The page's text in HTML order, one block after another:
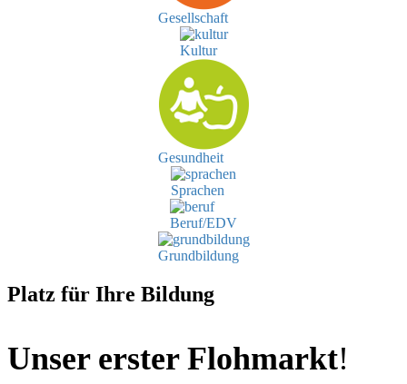
Gesellschaft
Kultur
Gesundheit
Sprachen
Beruf/EDV
Grundbildung
Platz für Ihre Bildung
Unser erster Flohmarkt!